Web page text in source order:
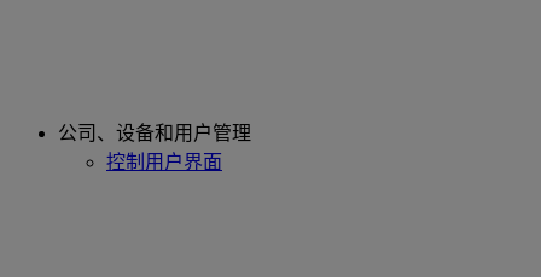
公司、设备和用户管理
控制用户界面